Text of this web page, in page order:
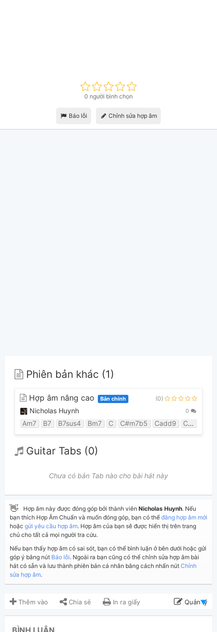
0 người bình chọn
Báo lỗi Chỉnh sửa hợp âm
Phiên bản khác (1)
Hợp âm nâng cao Bản chính (0)
Nicholas Huynh 0
Am7 B7 B7sus4 Bm7 C C#m7b5 Cadd9 Cmaj7add9
Guitar Tabs (0)
Chưa có bản Tab nào cho bài hát này
👋 Hợp âm này được đóng góp bởi thành viên Nicholas Huynh. Nếu
bạn thích Hợp Âm Chuẩn và muốn đóng góp, bạn có thể đăng hợp âm mới
hoặc gửi yêu cầu hợp âm. Hợp âm của bạn sẽ được hiển thị trên trang
chủ cho tất cả mọi người tra cứu.
Nếu bạn thấy hợp âm có sai sót, bạn có thể bình luận ở bên dưới hoặc gửi
góp ý bằng nút Báo lỗi. Ngoài ra bạn cũng có thể chỉnh sửa hợp âm bài
hát có sẵn và lưu thành phiên bản cá nhân bằng cách nhấn nút Chỉnh
sửa hợp âm.
Thêm vào Chia sẻ In ra giấy Quản lý
BÌNH LUẬN